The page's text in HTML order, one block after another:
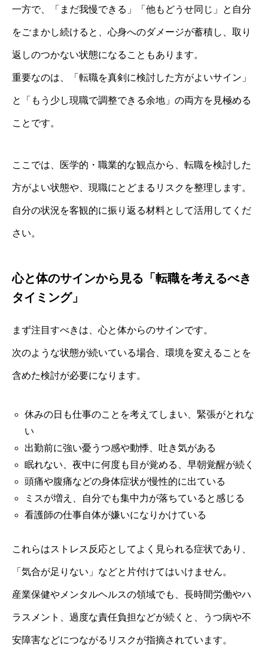
一方で、「まだ我慢できる」「他もどうせ同じ」と自分
をごまかし続けると、心身へのダメージが蓄積し、取り
返しのつかない状態になることもあります。
重要なのは、「転職を真剣に検討した方がよいサイン」
と「もう少し現職で調整できる余地」の両方を見極める
ことです。
ここでは、医学的・職業的な観点から、転職を検討した
方がよい状態や、現職にとどまるリスクを整理します。
自分の状況を客観的に振り返る材料として活用してくだ
さい。
心と体のサインから見る「転職を考えるべき
タイミング」
まず注目すべきは、心と体からのサインです。
次のような状態が続いている場合、環境を変えることを
含めた検討が必要になります。
休みの日も仕事のことを考えてしまい、緊張がとれな
い
出勤前に強い憂うつ感や動悸、吐き気がある
眠れない、夜中に何度も目が覚める、早朝覚醒が続く
頭痛や腹痛などの身体症状が慢性的に出ている
ミスが増え、自分でも集中力が落ちていると感じる
看護師の仕事自体が嫌いになりかけている
これらはストレス反応としてよく見られる症状であり、
「気合が足りない」などと片付けてはいけません。
産業保健やメンタルヘルスの領域でも、長時間労働やハ
ラスメント、過度な責任負担などが続くと、うつ病や不
安障害などにつながるリスクが指摘されています。